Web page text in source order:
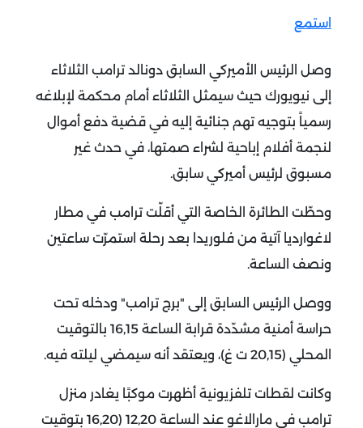
استمع
وصل الرئيس الأميركي السابق دونالد ترامب الثلاثاء
إلى نيويورك حيث سيمثل الثلاثاء أمام محكمة لإبلاغه
رسمياً بتوجيه تهم جنائية إليه في قضية دفع أموال
لنجمة أفلام إباحية لشراء صمتها، في حدث غير
مسبوق لرئيس أميركي سابق.
وحطّت الطائرة الخاصة التي أقلّت ترامب في مطار
لاغوارديا آتية من فلوريدا بعد رحلة استمرّت ساعتين
ونصف الساعة.
ووصل الرئيس السابق إلى "برج ترامب" ودخله تحت
حراسة أمنية مشدّدة قرابة الساعة 16,15 بالتوقيت
المحلي (20,15 ت غ)، ويعتقد أنه سيمضي ليلته فيه.
وكانت لقطات تلفزيونية أظهرت موكبًا يغادر منزل
ترامب في مارالاغو عند الساعة 12,20 (16,20 بتوقيت